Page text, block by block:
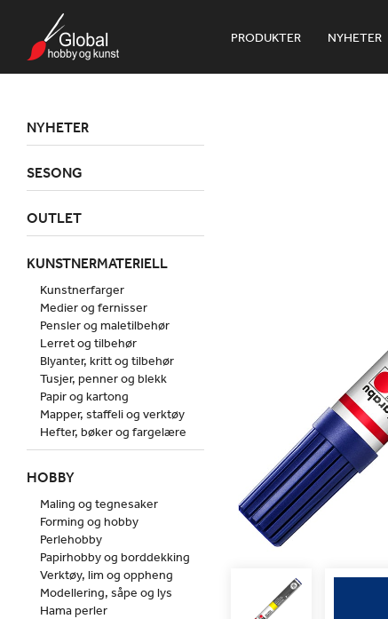
PRODUKTER NYHETER
NYHETER
SESONG
OUTLET
KUNSTNERMATERIELL
Kunstnerfarger
Medier og fernisser
Pensler og maletilbehør
Lerret og tilbehør
Blyanter, kritt og tilbehør
Tusjer, penner og blekk
Papir og kartong
Mapper, staffeli og verktøy
Hefter, bøker og fargelære
HOBBY
Maling og tegnesaker
Forming og hobby
Perlehobby
Papirhobby og borddekking
Verktøy, lim og oppheng
Modellering, såpe og lys
Hama perler